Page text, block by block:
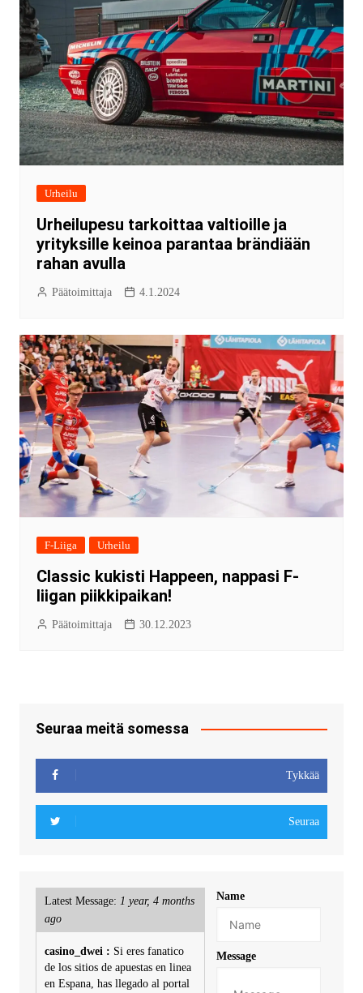
Urheilu
Urheilupesu tarkoittaa valtioille ja
yrityksille keinoa parantaa brändiään
rahan avulla
Päätoimittaja 4.1.2024
F-Liiga Urheilu
Classic kukisti Happeen, nappasi F-
liigan piikkipaikan!
Päätoimittaja 30.12.2023
Seuraa meitä somessa
Tykkää
Seuraa
Latest Message: 1 year, 4 months
ago
casino_dwei : Si eres fanatico
de los sitios de apuestas en linea
en Espana, has llegado al portal
Name
Message